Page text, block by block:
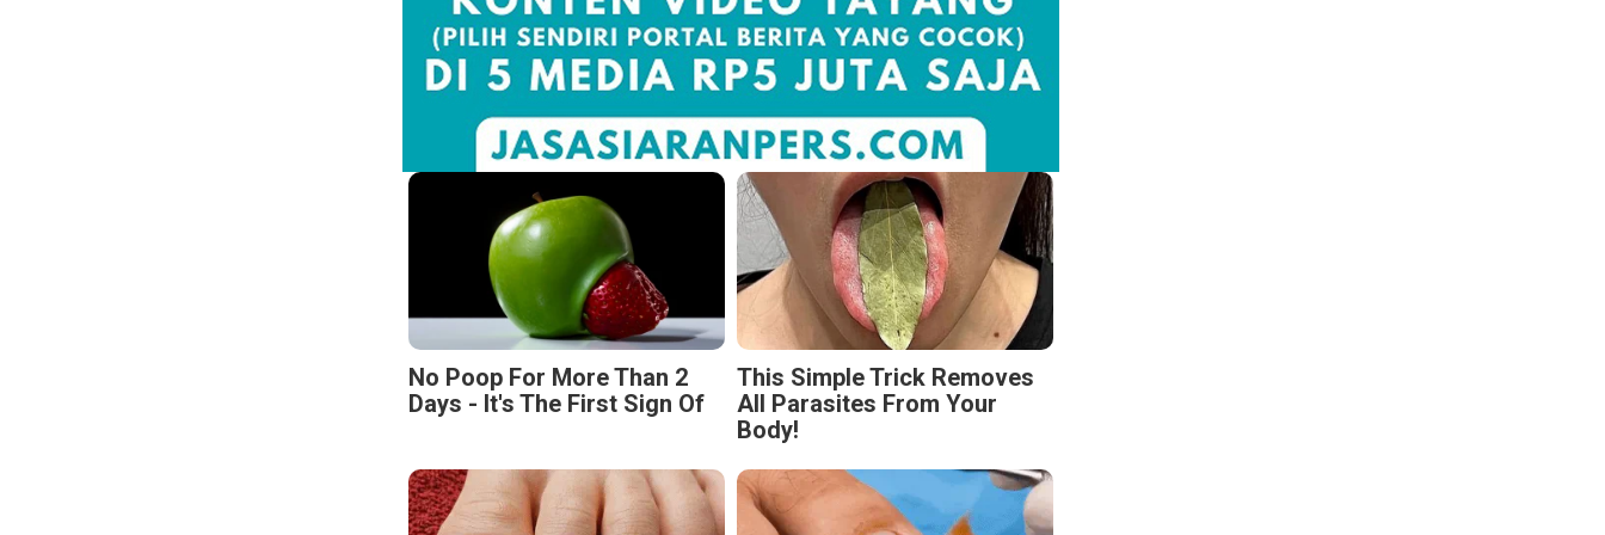
No Poop For More Than 2
Days - It's The First Sign Of
This Simple Trick Removes
All Parasites From Your
Body!